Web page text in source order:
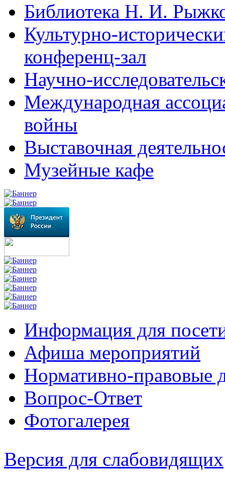
Библиотека Н. И.
Культурно-
конференц-зал
Научно-
Международная
войны
Выставочная
Музейные кафе
Информация для
Афиша мероприятий
Нормативно-правовые
Вопрос-Ответ
Фотогалерея
Версия для слабовидящих